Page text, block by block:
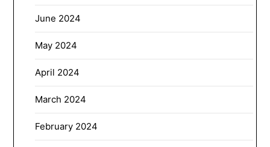
June 2024
May 2024
April 2024
March 2024
February 2024